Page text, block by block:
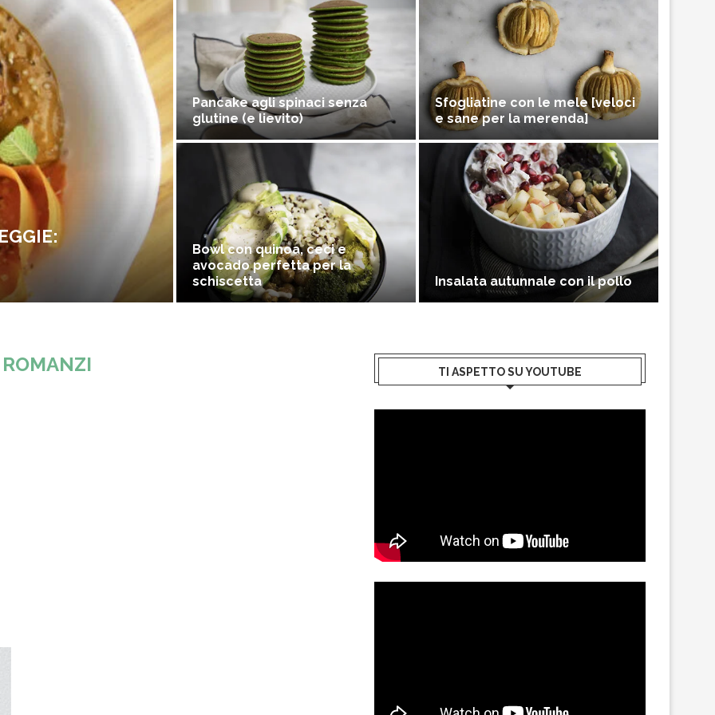
Pancake agli spinaci senza
glutine (e lievito)
Bowl con quinoa, ceci e
avocado perfetta per la
schiscetta
Sfogliatine con le mele [veloci
e sane per la merenda]
Insalata autunnale con il pollo
ROMANZI TI ASPETTO SU YOUTUBE